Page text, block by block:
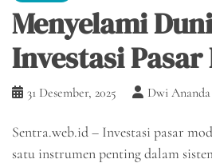
Menyelami
Investasi Pasar
31 Desember, 2025 Dwi Ananda
Sentra.web.id – Investasi pasar
satu instrumen penting dalam